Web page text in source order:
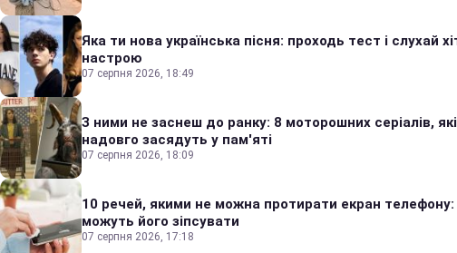
Яка ти нова українська пісня: проходь тест і слухай
настрою
07 серпня 2026, 18:49
З ними не заснеш до ранку: 8 моторошних серіалів, які
надовго засядуть у пам'яті
07 серпня 2026, 18:09
10 речей, якими не можна протирати екран телефону:
можуть його зіпсувати
07 серпня 2026, 17:18